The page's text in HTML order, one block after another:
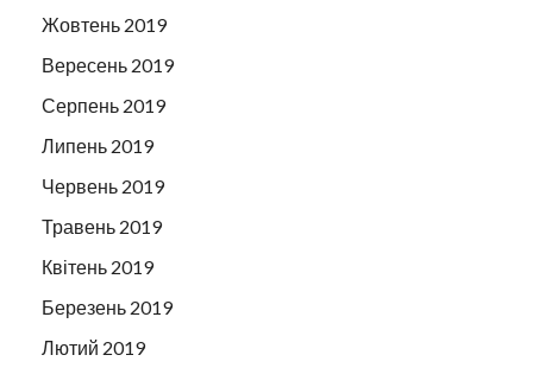
Жовтень 2019
Вересень 2019
Серпень 2019
Липень 2019
Червень 2019
Травень 2019
Квітень 2019
Березень 2019
Лютий 2019